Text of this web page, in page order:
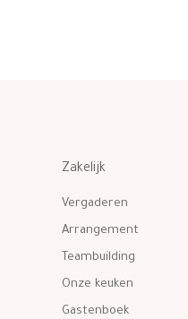
Zakelijk
Vergaderen
Arrangement
Teambuilding
Onze keuken
Gastenboek